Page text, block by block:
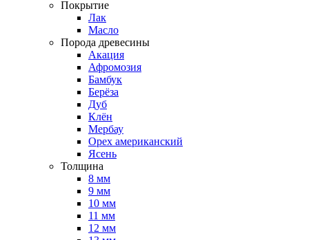
Покрытие
Лак
Масло
Порода древесины
Акация
Афромозия
Бамбук
Берёза
Дуб
Клён
Мербау
Орех американский
Ясень
Толщина
8 мм
9 мм
10 мм
11 мм
12 мм